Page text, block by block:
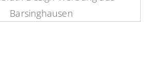
OsteoConcept Logo